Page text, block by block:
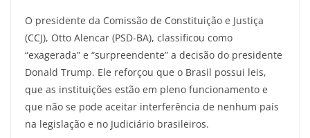
O presidente da Comissão de Constituição e Justiça
(CCJ), Otto Alencar (PSD-BA), classificou como
“exagerada” e “surpreendente” a decisão do presidente
Donald Trump. Ele reforçou que o Brasil possui leis,
que as instituições estão em pleno funcionamento e
que não se pode aceitar interferência de nenhum país
na legislação e no Judiciário brasileiros.